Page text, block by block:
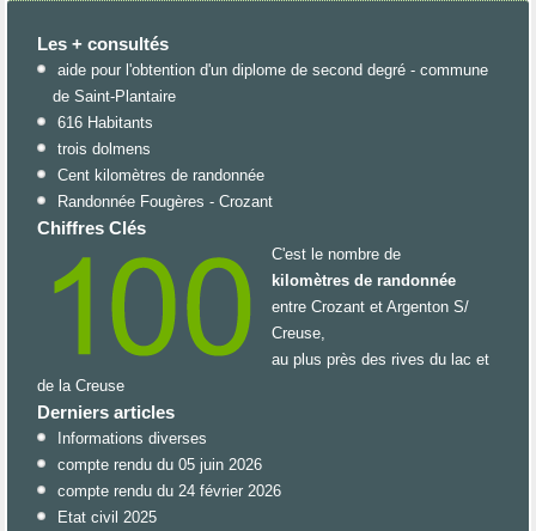
Les + consultés
aide pour l'obtention d'un diplome de second degré - commune
de Saint-Plantaire
616 Habitants
trois dolmens
Cent kilomètres de randonnée
Randonnée Fougères - Crozant
Chiffres Clés
C'est le nombre de
kilomètres de randonnée
entre Crozant et Argenton S/
Creuse,
au plus près des rives du lac et
de la Creuse
Derniers articles
Informations diverses
compte rendu du 05 juin 2026
compte rendu du 24 février 2026
Etat civil 2025